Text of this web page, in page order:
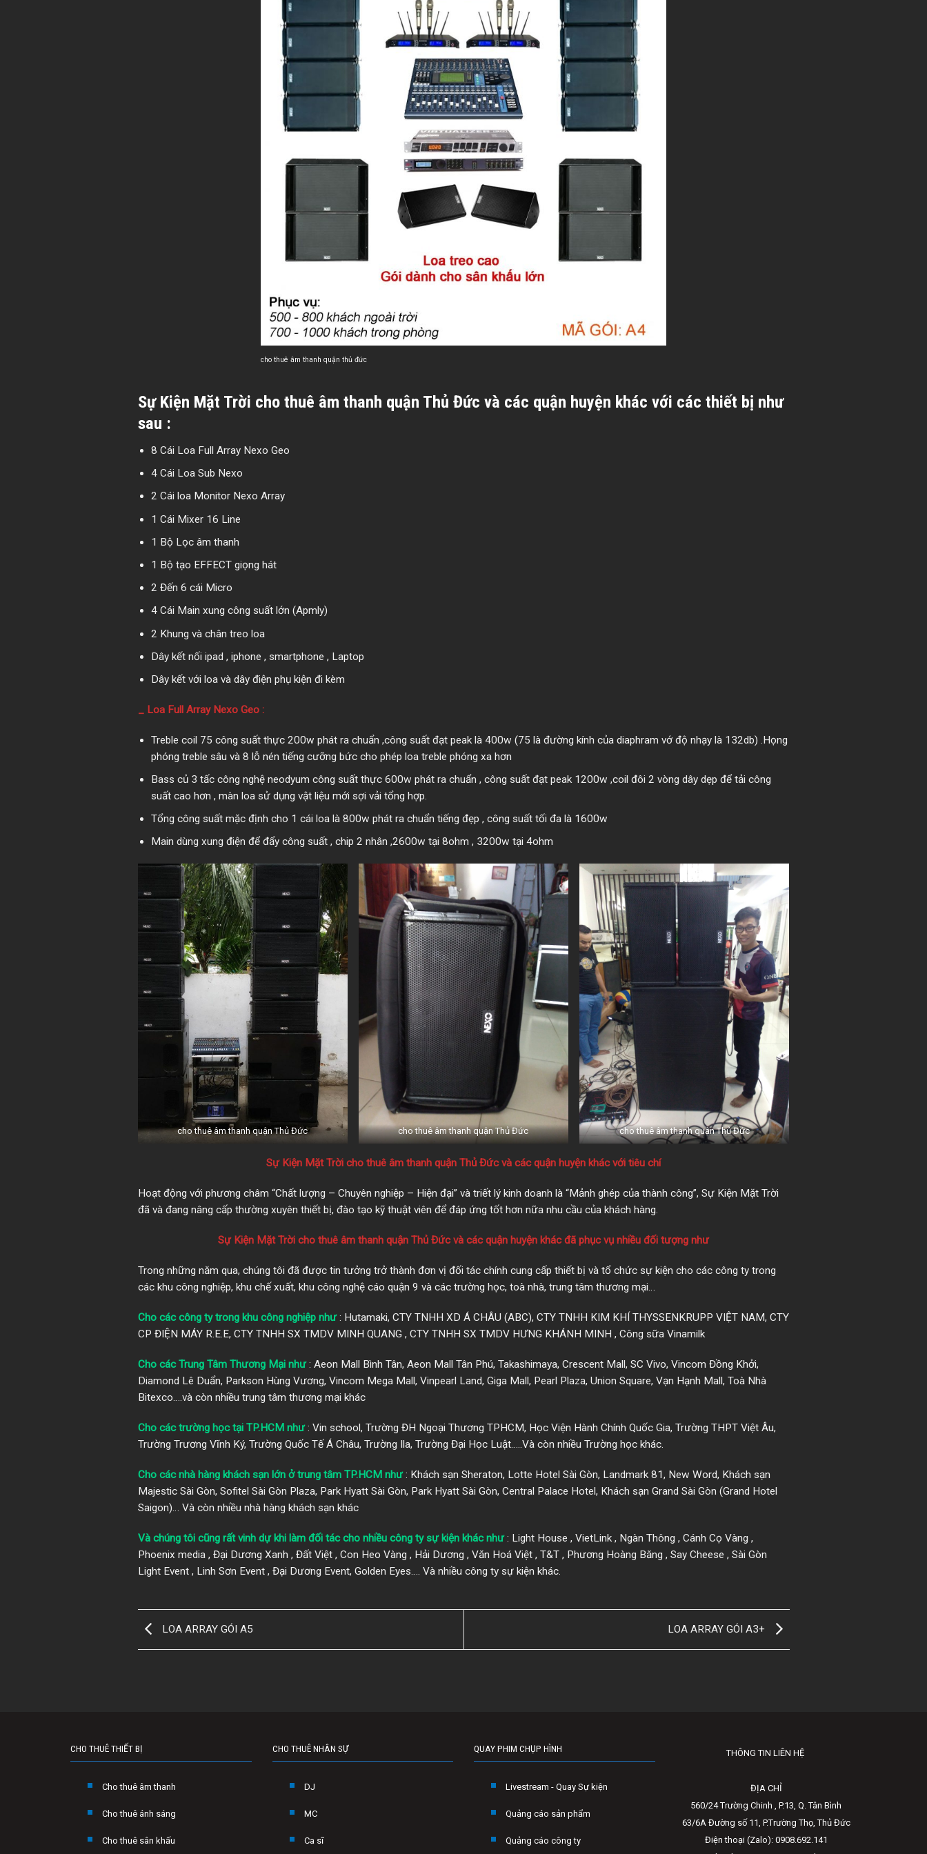
cho thuê âm thanh quận thủ đức
Sự Kiện Mặt Trời cho thuê âm thanh quận Thủ Đức và các quận huyện khác với các thiết bị như
sau :
8 Cái Loa Full Array Nexo Geo
4 Cái Loa Sub Nexo
2 Cái loa Monitor Nexo Array
1 Cái Mixer 16 Line
1 Bộ Lọc âm thanh
1 Bộ tạo EFFECT giọng hát
2 Đến 6 cái Micro
4 Cái Main xung công suất lớn (Apmly)
2 Khung và chân treo loa
Dây kết nối ipad , iphone , smartphone , Laptop
Dây kết với loa và dây điện phụ kiện đi kèm
_ Loa Full Array Nexo Geo:
Treble coil 75 công suất thực 200w phát ra chuẩn ,công suất đạt peak là 400w (75 là đường kính của diaphram vớ độ nhạy là 132db) .Họng
phóng treble sâu và 8 lỗ nén tiếng cưỡng bức cho phép loa treble phóng xa hơn
Bass củ 3 tấc công nghệ neodyum công suất thực 600w phát ra chuẩn , công suất đạt peak 1200w ,coil đôi 2 vòng dây dẹp để tải công
suất cao hơn , màn loa sử dụng vật liệu mới sợi vải tổng hợp.
Tổng công suất mặc định cho 1 cái loa là 800w phát ra chuẩn tiếng đẹp , công suất tối đa là 1600w
Main dùng xung điện để đẩy công suất , chip 2 nhân ,2600w tại 8ohm , 3200w tại 4ohm
cho thuê âm thanh quận Thủ Đức cho thuê âm thanh quận Thủ Đức cho thuê âm thanh quận Thủ Đức
Sự Kiện Mặt Trời cho thuê âm thanh quận Thủ Đức và các quận huyện khác với tiêu chí
Hoạt động với phương châm “Chất lượng – Chuyên nghiệp – Hiện đại” và triết lý kinh doanh là “Mảnh ghép của thành công”, Sự Kiện Mặt Trời
đã và đang nâng cấp thường xuyên thiết bị, đào tạo kỹ thuật viên để đáp ứng tốt hơn nữa nhu cầu của khách hàng.
Sự Kiện Mặt Trời cho thuê âm thanh quận Thủ Đức và các quận huyện khác đã phục vụ nhiều đối tượng như
Trong những năm qua, chúng tôi đã được tin tưởng trở thành đơn vị đối tác chính cung cấp thiết bị và tổ chức sự kiện cho các công ty trong
các khu công nghiệp, khu chế xuất, khu công nghệ cáo quận 9 và các trường học, toà nhà, trung tâm thương mại…
Cho các công ty trong khu công nghiệp như: Hutamaki, CTY TNHH XD Á CHÂU (ABC), CTY TNHH KIM KHÍ THYSSENKRUPP VIỆT NAM, CTY
CP ĐIỆN MÁY R.E.E, CTY TNHH SX TMDV MINH QUANG , CTY TNHH SX TMDV HƯNG KHÁNH MINH , Công sữa Vinamilk
Cho các Trung Tâm Thương Mại như: Aeon Mall Bình Tân, Aeon Mall Tân Phú, Takashimaya, Crescent Mall, SC Vivo, Vincom Đồng Khởi,
Diamond Lê Duẩn, Parkson Hùng Vương, Vincom Mega Mall, Vinpearl Land, Giga Mall, Pearl Plaza, Union Square, Vạn Hạnh Mall, Toà Nhà
Bitexco….và còn nhiều trung tâm thương mại khác
Cho các trường học tại TP.HCM như: Vin school, Trường ĐH Ngoại Thương TPHCM, Học Viện Hành Chính Quốc Gia, Trường THPT Việt Âu,
Trường Trương Vĩnh Ký, Trường Quốc Tế Á Châu, Trường Ila, Trường Đại Học Luật…..Và còn nhiều Trường học khác.
Cho các nhà hàng khách sạn lớn ở trung tâm TP.HCM như: Khách sạn Sheraton, Lotte Hotel Sài Gòn, Landmark 81, New Word, Khách sạn
Majestic Sài Gòn, Sofitel Sài Gòn Plaza, Park Hyatt Sài Gòn, Park Hyatt Sài Gòn, Central Palace Hotel, Khách sạn Grand Sài Gòn (Grand Hotel
Saigon)… Và còn nhiều nhà hàng khách sạn khác
Và chúng tôi cũng rất vinh dự khi làm đối tác cho nhiều công ty sự kiện khác như: Light House , VietLink , Ngàn Thông , Cánh Cọ Vàng ,
Phoenix media , Đại Dương Xanh , Đất Việt , Con Heo Vàng , Hải Dương , Văn Hoá Việt , T&T , Phương Hoàng Băng , Say Cheese , Sài Gòn
Light Event , Linh Sơn Event , Đại Dương Event, Golden Eyes…. Và nhiều công ty sự kiện khác.
LOA ARRAY GÓI A5 LOA ARRAY GÓI A3+
CHO THUÊ THIẾT BỊ
Cho thuê âm thanh
Cho thuê ánh sáng
Cho thuê sân khấu
CHO THUÊ NHÂN SỰ
DJ
MC
Ca sĩ
QUAY PHIM CHỤP HÌNH
Livestream - Quay Sự kiện
Quảng cáo sản phẩm
Quảng cáo công ty
THÔNG TIN LIÊN HỆ
ĐỊA CHỈ
560/24 Trường Chinh , P.13, Q. Tân Bình
63/6A Đường số 11, P.Trường Thọ, Thủ Đức
Điện thoại (Zalo): 0908.692.141